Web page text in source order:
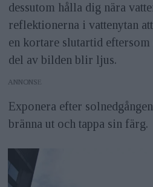
dessutom hålla dig nära
reflektionerna i vattenytan
en kortare slutartid
del av bilden blir ljus.
ANNONS
Exponera efter
bränna ut och tappa sin färg.